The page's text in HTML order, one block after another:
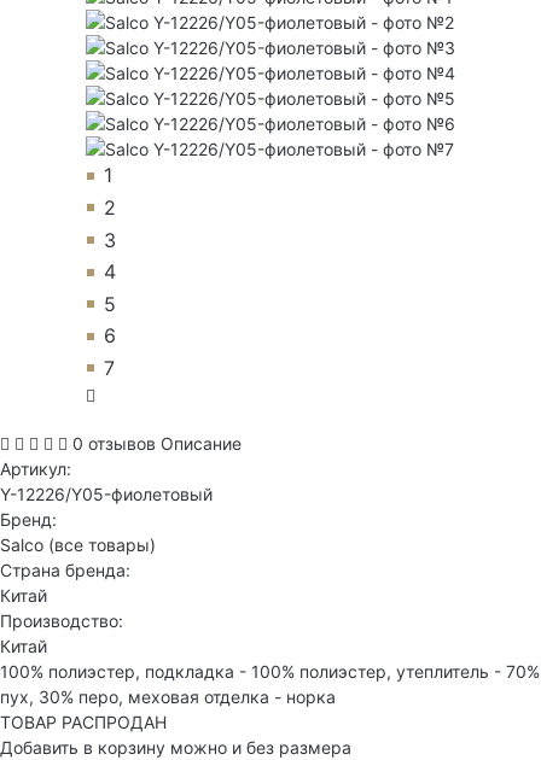
1
2
3
4
5
6
7
0 отзывов Описание
Артикул:
Y-12226/Y05-фиолетовый
Бренд:
Salco (все товары)
Страна бренда:
Китай
Производство:
Китай
100% полиэстер, подкладка - 100% полиэстер, утеплитель - 70%
пух, 30% перо, меховая отделка - норка
ТОВАР РАСПРОДАН
Добавить в корзину можно и без размера